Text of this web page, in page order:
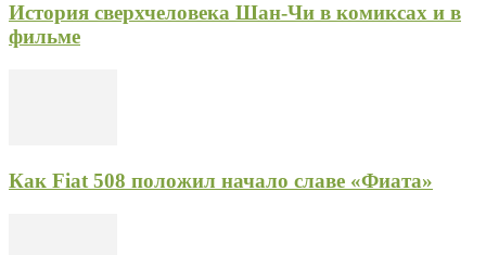
История сверхчеловека Шан-Чи в комиксах и в
фильме
Как Fiat 508 положил начало славе «Фиата»